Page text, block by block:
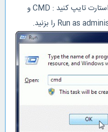
1- کلید Win+R را بزنید یا درمنوی استارت تایپ کنید : CMD و